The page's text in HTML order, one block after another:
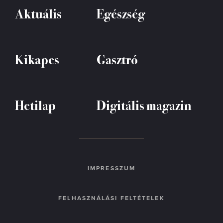
Aktuális Egészség
Kikapcs Gasztró
Hetilap Digitális magazin
IMPRESSZUM
FELHASZNÁLÁSI FELTÉTELEK